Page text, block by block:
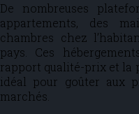
De nombreuses
appartements, des
chambres chez
pays. Ces
rapport qualité-prix et la
idéal pour goûter aux
marchés.